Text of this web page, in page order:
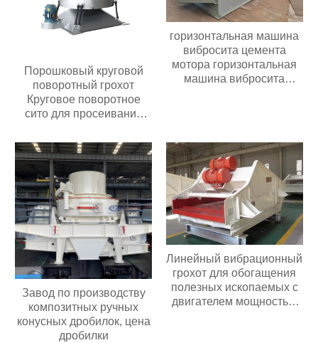
Порошковый круговой
поворотный грохот
Круговое поворотное
сито для просеивания
Промышленный круглый
поворотный грохот
горизонтальная машина
вибросита цемента
мотора горизонтальная
машина вибросита
Завод по производству
композитных ручных
конусных дробилок, цена
дробилки
Линейный вибрационный
грохот для обогащения
полезных ископаемых с
двигателем мощностью